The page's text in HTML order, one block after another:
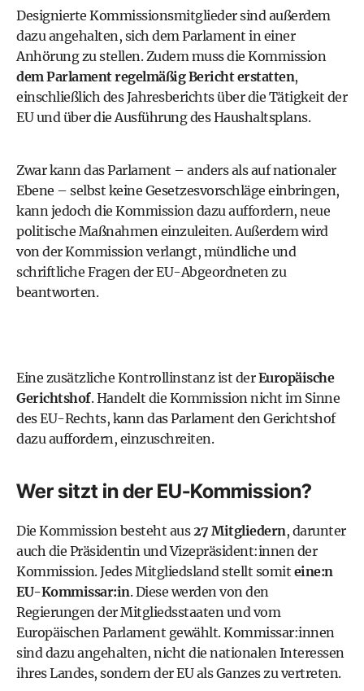
Designierte Kommissionsmitglieder sind außerdem
dazu angehalten, sich dem Parlament in einer
Anhörung zu stellen. Zudem muss die Kommission
dem Parlament regelmäßig Bericht erstatten,
einschließlich des Jahresberichts über die Tätigkeit der
EU und über die Ausführung des Haushaltsplans.
Zwar kann das Parlament – anders als auf nationaler
Ebene – selbst keine Gesetzesvorschläge einbringen,
kann jedoch die Kommission dazu auffordern, neue
politische Maßnahmen einzuleiten. Außerdem wird
von der Kommission verlangt, mündliche und
schriftliche Fragen der EU-Abgeordneten zu
beantworten.
Eine zusätzliche Kontrollinstanz ist derEuropäische
Gerichtshof. Handelt die Kommission nicht im Sinne
des EU-Rechts, kann das Parlament den Gerichtshof
dazu auffordern, einzuschreiten.
Wer sitzt in der EU-Kommission?
Die Kommission besteht aus27 Mitgliedern, darunter
auch die Präsidentin und Vizepräsident:innen der
Kommission. Jedes Mitgliedsland stellt somit eine:n
EU-Kommissar:in. Diese werden von den
Regierungen der Mitgliedsstaaten und vom
Europäischen Parlament gewählt. Kommissar:innen
sind dazu angehalten, nicht die nationalen Interessen
ihres Landes, sondern der EU als Ganzes zu vertreten.